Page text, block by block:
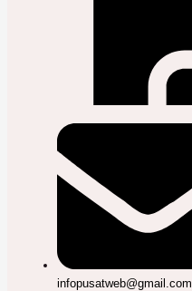
infopusatweb@gmail.com